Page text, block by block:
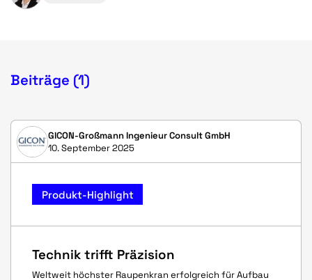
Beiträge (1)
GICON-Großmann Ingenieur Consult GmbH
10. September 2025
Produkt-Highlight
Technik trifft Präzision
Weltweit höchster Raupenkran erfolgreich für Aufbau